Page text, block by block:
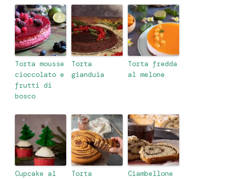
Torta mousse
cioccolato e
frutti di
bosco
Torta
gianduia
Torta fredda
al melone
Cupcake al
Torta
Ciambellone